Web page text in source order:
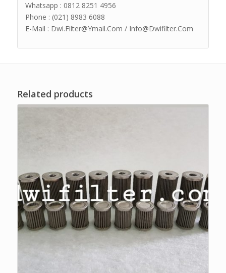
Whatsapp : 0812 8251 4956
Phone : (021) 8983 6088
E-Mail : Dwi.Filter@Ymail.Com / Info@Dwifilter.Com
Related products